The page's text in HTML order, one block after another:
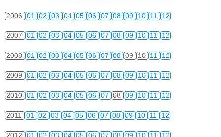
2006 01 02 03 04 05 06 07 08 09 10 11 12
2007 01 02 03 04 05 06 07 08 09 10 11 12
2008 01 02 03 04 05 06 07 08 09 10 11 12
2009 01 02 03 04 05 06 07 08 09 10 11 12
2010 01 02 03 04 05 06 07 08 09 10 11 12
2011 01 02 03 04 05 06 07 08 09 10 11 12
2012 01 02 03 04 05 06 07 08 09 10 11 12